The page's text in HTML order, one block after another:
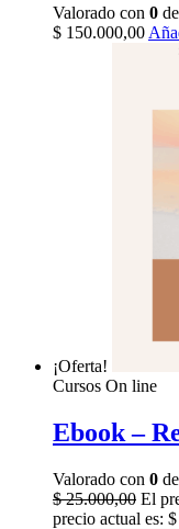
Valorado con 0
$ 150.000,00
¡Oferta!
Cursos On line
Ebook –
Valorado con 0
$25.000,00 El
precio actual es: